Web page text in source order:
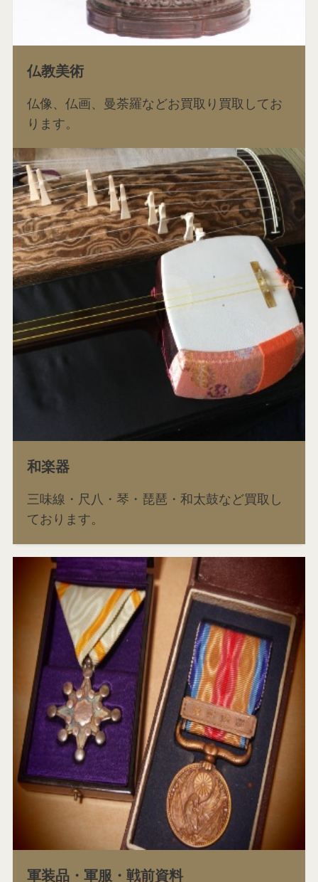
仏教美術
仏像、仏画、曼荼羅などお買取り買取してお
ります。
和楽器
三味線・尺八・琴・琵琶・和太鼓など買取し
ております。
軍装品・軍服・戦前資料